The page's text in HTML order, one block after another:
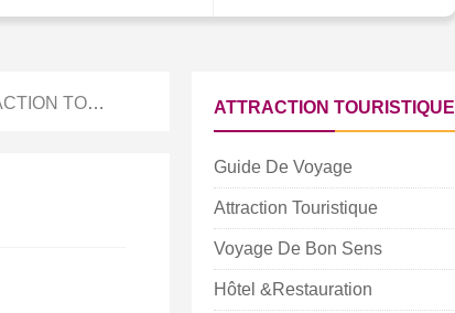
TOURISTIQUE ATTRACTION TOURISTIQUE
Guide De Voyage
Attraction Touristique
Voyage De Bon Sens
Hôtel &Restauration